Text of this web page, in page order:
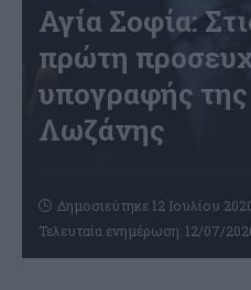
Αγία Σοφία:
πρώτη
υπογραφής
Λωζάνης
Τελευταία ενημέρωση: 12/07/
Δημοσιεύτηκε 12 Ιουλίου